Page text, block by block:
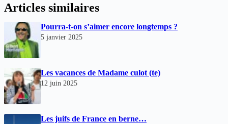
Articles similaires
Pourra-t-on s’aimer encore longtemps ?
5 janvier 2025
Les vacances de Madame culot (te)
12 juin 2025
Les juifs de France en berne…